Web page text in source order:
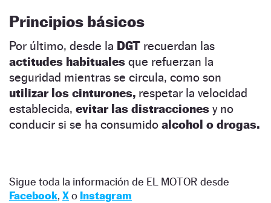
Principios básicos
Por último, desde la DGT recuerdan las
actitudes habituales que refuerzan la
seguridad mientras se circula, como son
utilizar los cinturones, respetar la velocidad
establecida, evitar las distracciones y no
conducir si se ha consumido alcohol o drogas.
Sigue toda la información de EL MOTOR desde
Facebook, Xo Instagram